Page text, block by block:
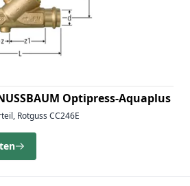
Optipress-Aquaplus
Rotguss CC246E